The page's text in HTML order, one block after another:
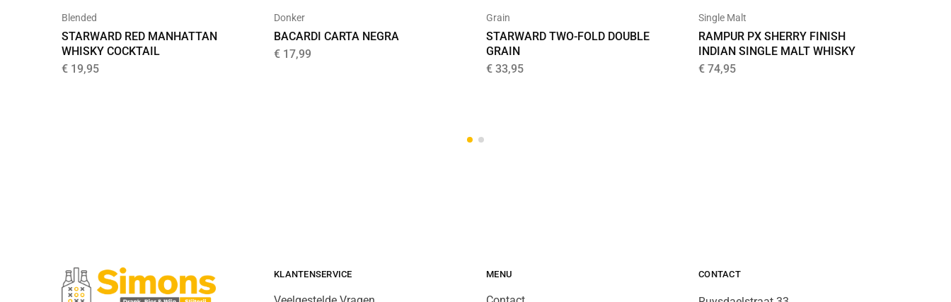
Blended
STARWARD RED MANHATTAN
WHISKY COCKTAIL
€ 19,95
Donker
BACARDI CARTA NEGRA
€ 17,99
Grain
STARWARD TWO-FOLD DOUBLE
GRAIN
€ 33,95
Single Malt
RAMPUR PX SHERRY FINISH
INDIAN SINGLE MALT WHISKY
€ 74,95
KLANTENSERVICE MENU CONTACT